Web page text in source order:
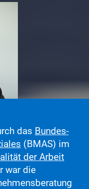
das Bundes­
(BMAS) im
der Arbeit
war die